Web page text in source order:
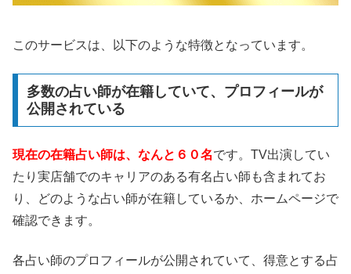
このサービスは、以下のような特徴となっています。
多数の占い師が在籍していて、プロフィールが
公開されている
現在の在籍占い師は、なんと６０名です。TV出演してい
たり実店舗でのキャリアのある有名占い師も含まれてお
り、どのような占い師が在籍しているか、ホームページで
確認できます。
各占い師のプロフィールが公開されていて、得意とする占